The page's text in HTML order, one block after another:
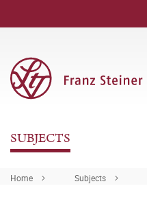
SUBJECTS
Home Subjects